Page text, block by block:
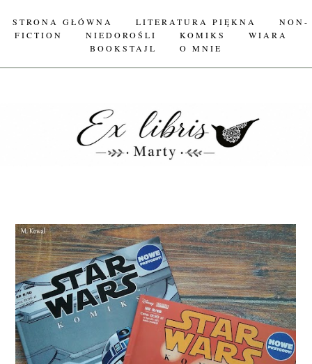
STRONA GŁÓWNA LITERATURA PIĘKNA
NON-
FICTION
NIEDOROŚLI KOMIKS
WIARA
BOOKSTAJL
O MNIE